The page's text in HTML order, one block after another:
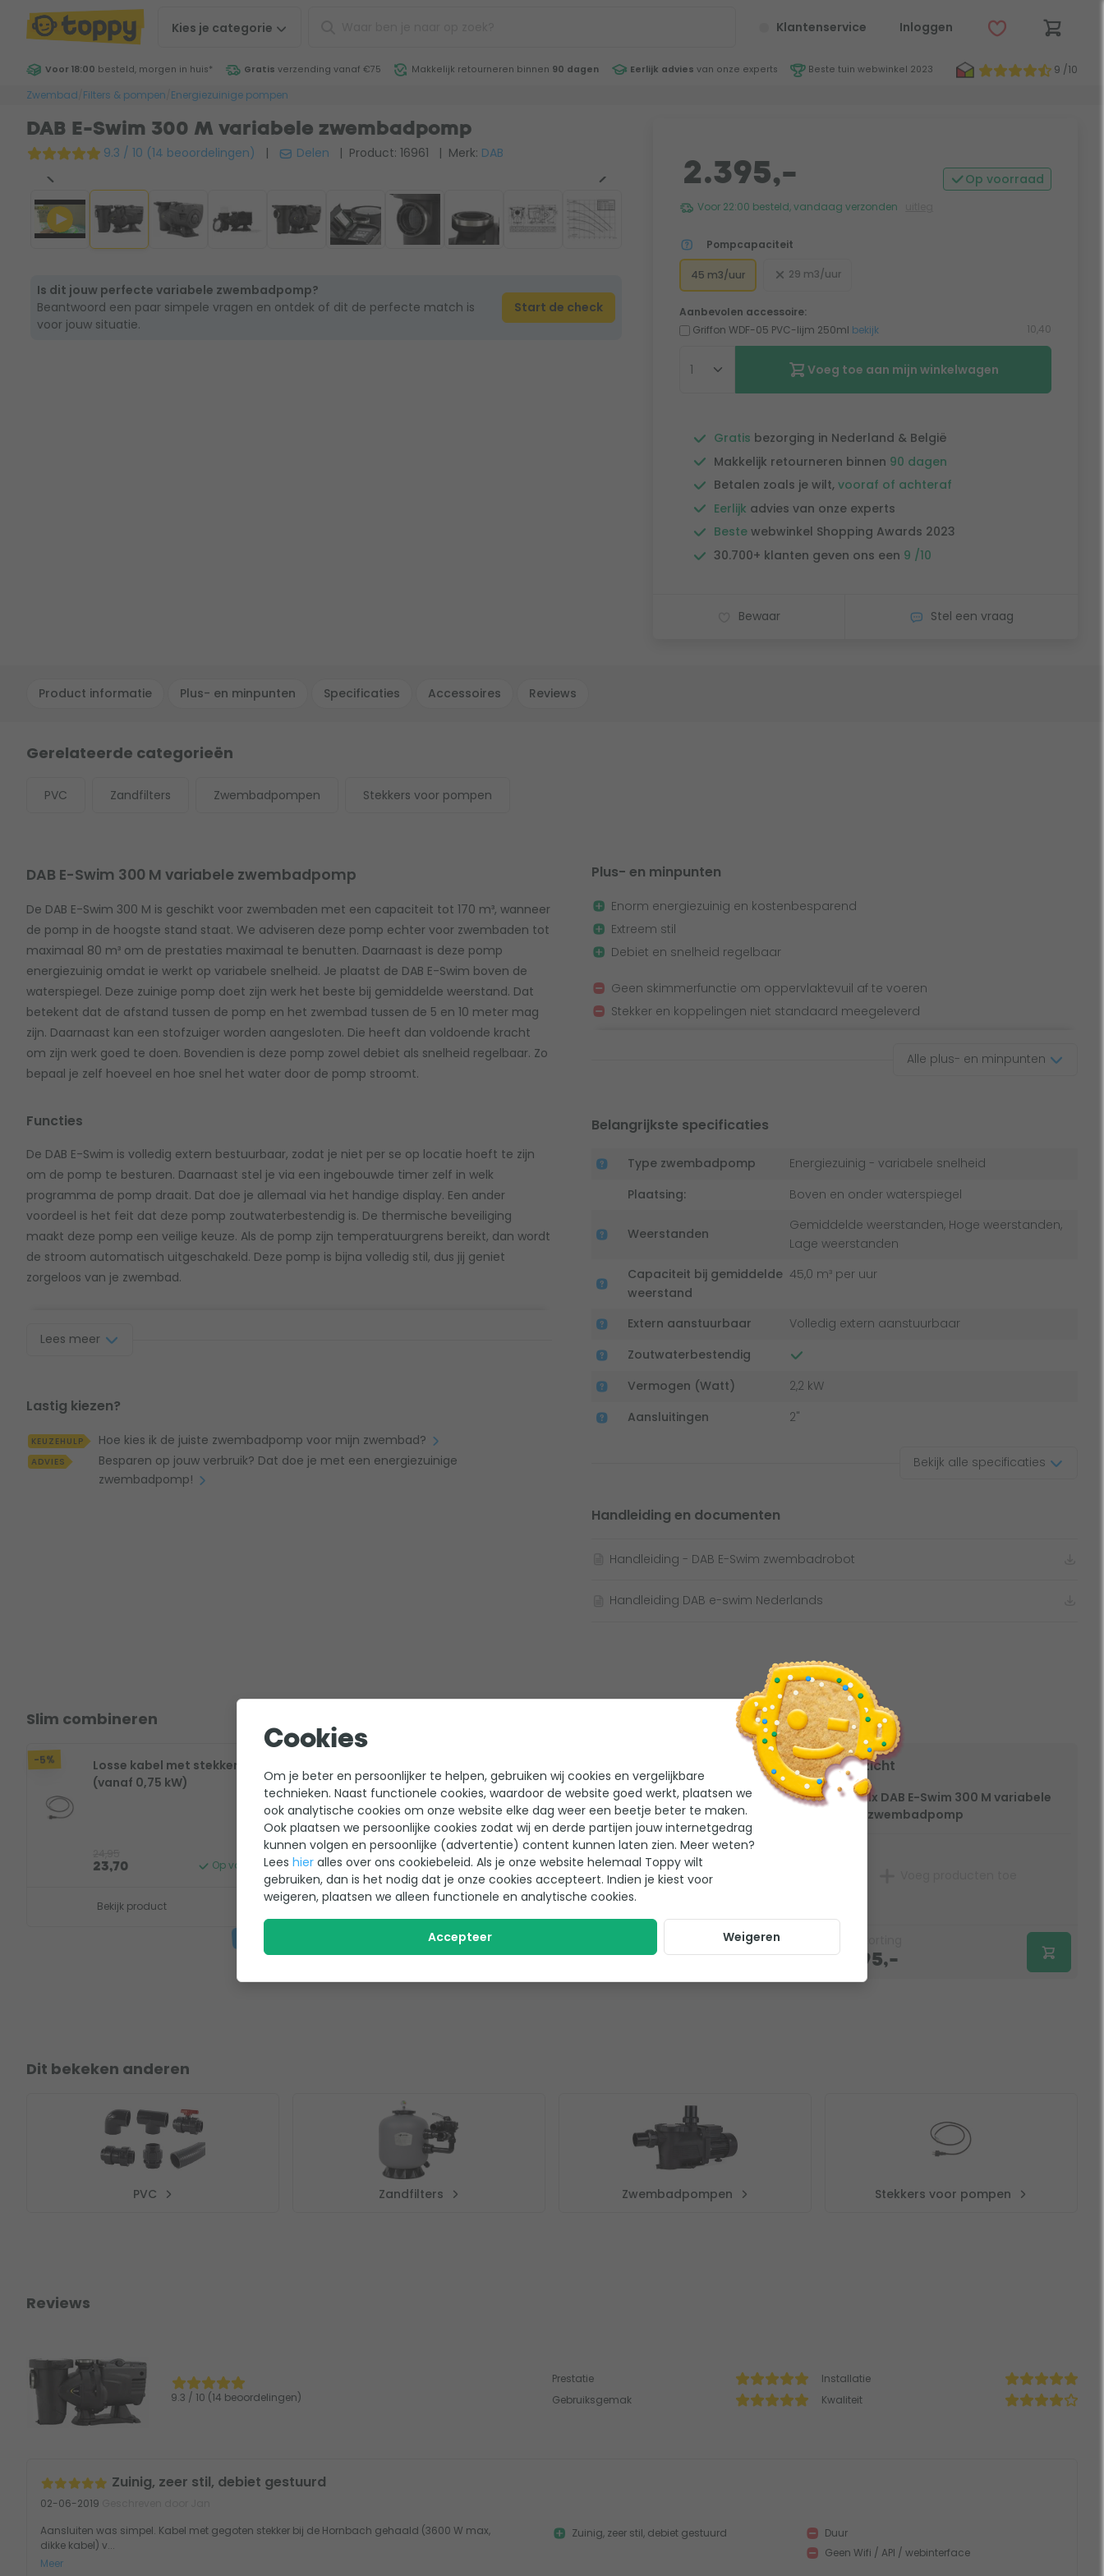
Kies je categorie Klantenservice Inloggen
Voor 18:00 besteld, morgen in huis* Gratis verzending vanaf €75 Makkelijk retourneren binnen 90 dagen Eerlijk advies van onze experts Beste tuin webwinkel 2023
9 /10
Zwembad Filters & pompen Energiezuinige pompen
DAB E-Swim 300 M variabele zwembadpomp
9.3 / 10 (14 beoordelingen) | Delen | Product: 16961 | Merk: DAB
Is dit jouw perfecte variabele zwembadpomp?
Beantwoord een paar simpele vragen en ontdek of dit de perfecte match is
voor jouw situatie.
Start de check
2.395,- Op voorraad
Voor 22:00 besteld, vandaag verzonden
Pompcapaciteit
45 m3/uur 29 m3/uur
Aanbevolen accessoire:
Griffon WDF-05 PVC-lijm 250ml bekijk 10,40
Voeg toe aan mijn winkelwagen
Gratis bezorging in Nederland & België
Makkelijk retourneren binnen 90 dagen
Betalen zoals je wilt, vooraf of achteraf
Eerlijk advies van onze experts
Bestewebwinkel Shopping Awards 2023
30.700+ klanten geven ons een 9 /10
Bewaar Stel een vraag
Product informatie Plus- en minpunten Specificaties Accessoires Reviews
Gerelateerde categorieën
PVC Zandfilters Zwembadpompen Stekkers voor pompen
DAB E-Swim 300 M variabele zwembadpomp
De DAB E-Swim 300 M is geschikt voor zwembaden met een capaciteit tot 170 m³, wanneer
de pomp in de hoogste stand staat. We adviseren deze pomp echter voor zwembaden tot
maximaal 80 m³ om de prestaties maximaal te benutten. Daarnaast is deze pomp
energiezuinig omdat ie werkt op variabele snelheid. Je plaatst de DAB E-Swim boven de
waterspiegel. Deze zuinige pomp doet zijn werk het beste bij gemiddelde weerstand. Dat
betekent dat de afstand tussen de pomp en het zwembad tussen de 5 en 10 meter mag
zijn. Daarnaast kan een stofzuiger worden aangesloten. Die heeft dan voldoende kracht
om zijn werk goed te doen. Bovendien is deze pomp zowel debiet als snelheid regelbaar. Zo
bepaal je zelf hoeveel en hoe snel het water door de pomp stroomt.
Functies
De DAB E-Swim is volledig extern bestuurbaar, zodat je niet per se op locatie hoeft te zijn
om de pomp te besturen. Daarnaast stel je via een ingebouwde timer zelf in welk
programma de pomp draait. Dat doe je allemaal via het handige display. Een ander
voordeel is het feit dat deze pomp zoutwaterbestendig is. De thermische beveiliging
maakt deze pomp een veilige keuze. Als de pomp zijn temperatuurgrens bereikt, dan wordt
de stroom automatisch uitgeschakeld. Deze pomp is bijna volledig stil, dus jij geniet
zorgeloos van je zwembad.
(naar 50 cm of naar 63 cm); afhankelijk van je leidingwerk). Wij raden daarnaast aan een
stekker bij te bestellen om de pomp veilig van stroom te voorzien.
Lees meer
Lastig kiezen?
KEUZEHULP Hoe kies ik de juiste zwembadpomp voor mijn zwembad?
ADVIES
Besparen op jouw verbruik? Dat doe je met een energiezuinige
zwembadpomp!
Plus- en minpunten
Enorm energiezuinig en kostenbesparend
Extreem stil
Debiet en snelheid regelbaar
Geen skimmerfunctie om oppervlaktevuil af te voeren
Stekker en koppelingen niet standaard meegeleverd
Alle plus- en minpunten
Belangrijkste specificaties
Type zwembadpomp
Energiezuinig - variabele snelheid
Plaatsing:
Boven en onder waterspiegel
Weerstanden
Gemiddelde weerstanden, Hoge weerstanden,
Lage weerstanden
Capaciteit bij gemiddelde
weerstand
45,0 m³ per uur
Extern aanstuurbaar
Volledig extern aanstuurbaar
Zoutwaterbestendig
Vermogen (Watt)
2,2 kW
Aansluitingen
2"
Bekijk alle specificaties
Handleiding en documenten
Handleiding - DAB E-Swim zwembadrobot
Handleiding DAB e-swim Nederlands
Slim combineren
-5%
Losse kabel met stekker
(vanaf 0,75 kW)
23,70 Op voorraad
Bekijk product
250ml
10,95
10,40 Op voorraad
Zwembadslang 32 mm - 2
meter - Wit
7,95
7,55
Overzicht
1x DAB E-Swim 300 M variabele
zwembadpomp
2.395,-
Dit bekeken anderen
PVC Zandfilters Zwembadpompen Stekkers voor pompen
Reviews
9.3 / 10 (14 beoordelingen)
Prestatie
Gebruiksgemak
Installatie
Kwaliteit
Zuinig, zeer stil, debiet gestuurd
02-06-2019
Aansluiten was simpel. Kabel met gegoten stekker bij de Hornbach gehaald (3600 W max,
dikke kabel) v...
Meer
Zuinig, zeer stil, debiet gestuurd
Duur
Geen Wifi / API / webinterface
Cookies
Om je beter en persoonlijker te helpen, gebruiken wij cookies en vergelijkbare
technieken. Naast functionele cookies, waardoor de website goed werkt, plaatsen we
ook analytische cookies om onze website elke dag weer een beetje beter te maken.
Ook plaatsen we persoonlijke cookies zodat wij en derde partijen jouw internetgedrag
kunnen volgen en persoonlijke (advertentie) content kunnen laten zien. Meer weten?
Lees hier alles over ons cookiebeleid. Als je onze website helemaal Toppy wilt
gebruiken, dan is het nodig dat je onze cookies accepteert. Indien je kiest voor
weigeren, plaatsen we alleen functionele en analytische cookies.
Accepteer Weigeren